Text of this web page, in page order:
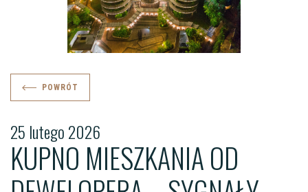
ŁÓDŹ
WROCŁAW
KUPNO MIESZKANIA OD
25 lutego 2026
POWRÓT